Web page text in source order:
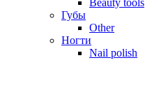
Beauty tools
Губы
Other
Ногти
Nail polish